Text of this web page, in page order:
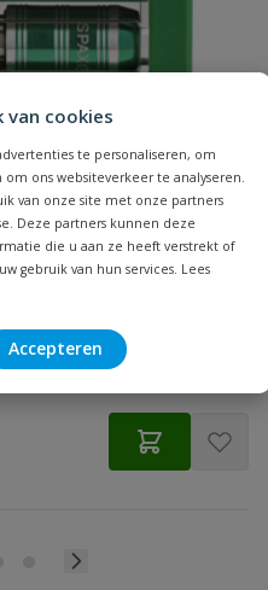
van cookies
te personaliseren, om
ons websiteverkeer te analyseren.
van onze site met onze partners
Deze partners kunnen deze
die u aan ze heeft verstrekt of
gebruik van hun services. Lees
Accepteren
staal